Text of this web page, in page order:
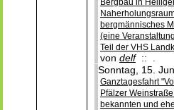
Bergbau in
bergmännisches
(eine
Teil der VHS
von delf:: .
Sonntag, 15.
Ganztagesfahrt
Pfälzer
bekannten und